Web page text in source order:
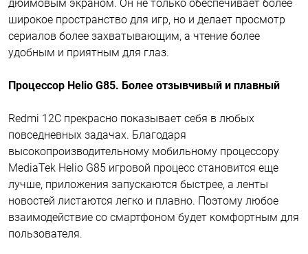
дюймовым экраном. Он не только обеспечивает более
широкое пространство для игр, но и делает просмотр
сериалов более захватывающим, а чтение более
удобным и приятным для глаз.
Процессор Helio G85. Более отзывчивый и плавный
Redmi 12C прекрасно показывает себя в любых
повседневных задачах. Благодаря
высокопроизводительному мобильному процессору
MediaTek Helio G85 игровой процесс становится еще
лучше, приложения запускаются быстрее, а ленты
новостей листаются легко и плавно. Поэтому любое
взаимодействие со смартфоном будет комфортным для
пользователя.